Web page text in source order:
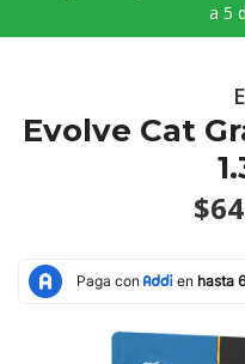
a 5
Evolve Cat